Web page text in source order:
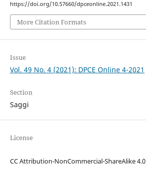
https://doi.org/10.57660/dpceonline.2021.1431
More Citation Formats
Issue
Vol. 49 No. 4 (2021): DPCE Online 4-2021
Section
Saggi
License
CC Attribution-NonCommercial-ShareAlike 4.0